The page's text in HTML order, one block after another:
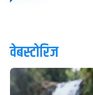
वेबस्टोरिज